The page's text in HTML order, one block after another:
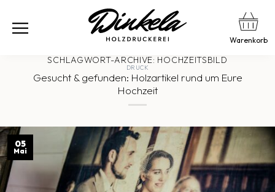
Warenkorb
SCHLAGWORT-ARCHIVE: HOCHZEITSBILD
DRUCK
Gesucht & gefunden: Holzartikel rund um Eure
Hochzeit
05
Mai